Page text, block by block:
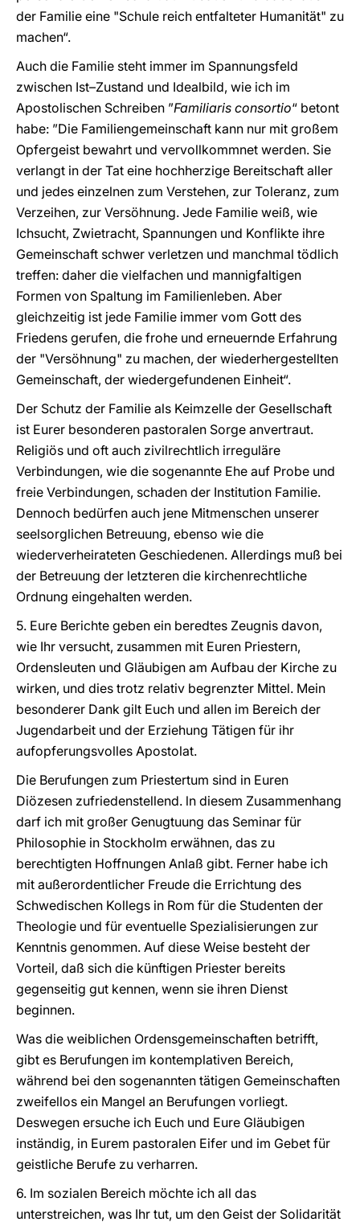
der Familie eine "Schule reich entfalteter Humanität" zu
machen“.
Auch die Familie steht immer im Spannungsfeld
zwischen Ist–Zustand und Idealbild, wie ich im
Apostolischen Schreiben ”Familiaris consortio“ betont
habe: ”Die Familiengemeinschaft kann nur mit großem
Opfergeist bewahrt und vervollkommnet werden. Sie
verlangt in der Tat eine hochherzige Bereitschaft aller
und jedes einzelnen zum Verstehen, zur Toleranz, zum
Verzeihen, zur Versöhnung. Jede Familie weiß, wie
Ichsucht, Zwietracht, Spannungen und Konflikte ihre
Gemeinschaft schwer verletzen und manchmal tödlich
treffen: daher die vielfachen und mannigfaltigen
Formen von Spaltung im Familienleben. Aber
gleichzeitig ist jede Familie immer vom Gott des
Friedens gerufen, die frohe und erneuernde Erfahrung
der "Versöhnung" zu machen, der wiederhergestellten
Gemeinschaft, der wiedergefundenen Einheit“.
Der Schutz der Familie als Keimzelle der Gesellschaft
ist Eurer besonderen pastoralen Sorge anvertraut.
Religiös und oft auch zivilrechtlich irreguläre
Verbindungen, wie die sogenannte Ehe auf Probe und
freie Verbindungen, schaden der Institution Familie.
Dennoch bedürfen auch jene Mitmenschen unserer
seelsorglichen Betreuung, ebenso wie die
wiederverheirateten Geschiedenen. Allerdings muß bei
der Betreuung der letzteren die kirchenrechtliche
Ordnung eingehalten werden.
5. Eure Berichte geben ein beredtes Zeugnis davon,
wie Ihr versucht, zusammen mit Euren Priestern,
Ordensleuten und Gläubigen am Aufbau der Kirche zu
wirken, und dies trotz relativ begrenzter Mittel. Mein
besonderer Dank gilt Euch und allen im Bereich der
Jugendarbeit und der Erziehung Tätigen für ihr
aufopferungsvolles Apostolat.
Die Berufungen zum Priestertum sind in Euren
Diözesen zufriedenstellend. ln diesem Zusammenhang
darf ich mit großer Genugtuung das Seminar für
Philosophie in Stockholm erwähnen, das zu
berechtigten Hoffnungen Anlaß gibt. Ferner habe ich
mit außerordentlicher Freude die Errichtung des
Schwedischen Kollegs in Rom für die Studenten der
Theologie und für eventuelle Spezialisierungen zur
Kenntnis genommen. Auf diese Weise besteht der
Vorteil, daß sich die künftigen Priester bereits
gegenseitig gut kennen, wenn sie ihren Dienst
beginnen.
Was die weiblichen Ordensgemeinschaften betrifft,
gibt es Berufungen im kontemplativen Bereich,
während bei den sogenannten tätigen Gemeinschaften
zweifellos ein Mangel an Berufungen vorliegt.
Deswegen ersuche ich Euch und Eure Gläubigen
inständig, in Eurem pastoralen Eifer und im Gebet für
geistliche Berufe zu verharren.
6. Im sozialen Bereich möchte ich all das
unterstreichen, was Ihr tut, um den Geist der Solidarität